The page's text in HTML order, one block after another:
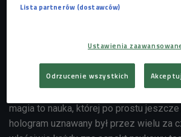
"Przeciętny" przedstawiciel tego
magia to nauka, której po prostu
hologram uznawany był przez wielu za
Lista partnerów (dostawców)
Ustawienia
Odrzucenie wszystkich